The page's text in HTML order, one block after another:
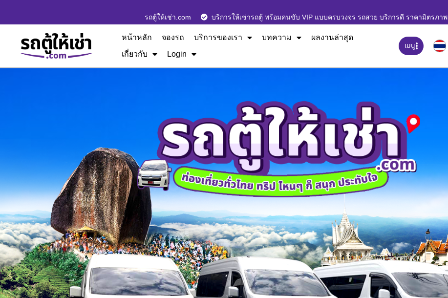
รถตู้ให้เช่า.com บริการให้เช่ารถตู้ พร้อมคนขับ VIP แบบครบวงจร รถสวย บริการดี ราคามิตรภาพ
หน้าหลัก จองรถ บริการของเรา บทความ
ผลงานล่าสุด
เกี่ยวกับ
Login
เมนู